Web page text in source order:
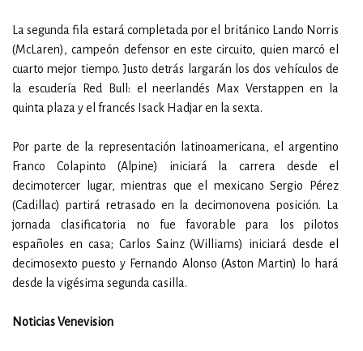
La segunda fila estará completada por el británico Lando Norris
(McLaren), campeón defensor en este circuito, quien marcó el
cuarto mejor tiempo. Justo detrás largarán los dos vehículos de
la escudería Red Bull: el neerlandés Max Verstappen en la
quinta plaza y el francés Isack Hadjar en la sexta.
Por parte de la representación latinoamericana, el argentino
Franco Colapinto (Alpine) iniciará la carrera desde el
decimotercer lugar, mientras que el mexicano Sergio Pérez
(Cadillac) partirá retrasado en la decimonovena posición. La
jornada clasificatoria no fue favorable para los pilotos
españoles en casa; Carlos Sainz (Williams) iniciará desde el
decimosexto puesto y Fernando Alonso (Aston Martin) lo hará
desde la vigésima segunda casilla.
Noticias Venevision